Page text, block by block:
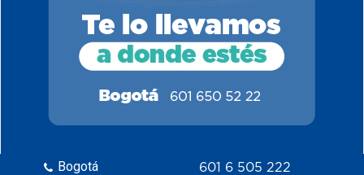
Bogotá
601 6 505 222